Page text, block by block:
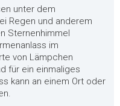
unter dem
Regen und anderem
Sternenhimmel
im
von Lämpchen
für ein einmaliges
kann an einem Ort oder